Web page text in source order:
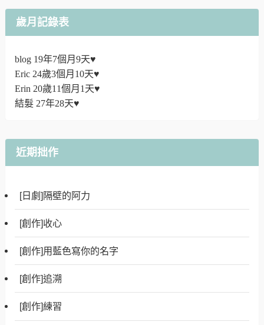
歲月記錄表
blog 19年7個月9天♥
Eric 24歲3個月10天♥
Erin 20歲11個月1天♥
結髮 27年28天♥
近期拙作
[日劇]隔壁的阿力
[創作]收心
[創作]用藍色寫你的名字
[創作]追溯
[創作]練習